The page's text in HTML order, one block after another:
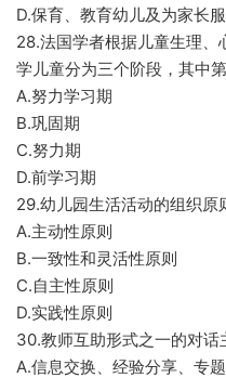
D.保育、教育幼儿及为家长
28.法国学者根据儿童生理
学儿童分为三个阶段，其中
A.努力学习期
B.巩固期
C.努力期
D.前学习期
29.幼儿园生活活动的组织原
A.主动性原则
B.一致性和灵活性原则
C.自主性原则
D.实践性原则
30.教师互助形式之一的对话
A.信息交换、经验分享、专